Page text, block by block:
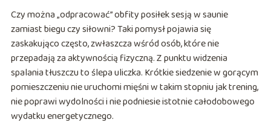
Czy można „odpracować” obfity posiłek sesją w saunie
zamiast biegu czy siłowni? Taki pomysł pojawia się
zaskakująco często, zwłaszcza wśród osób, które nie
przepadają za aktywnością fizyczną. Z punktu widzenia
spalania tłuszczu to ślepa uliczka. Krótkie siedzenie w gorącym
pomieszczeniu nie uruchomi mięśni w takim stopniu jak trening,
nie poprawi wydolności i nie podniesie istotnie całodobowego
wydatku energetycznego.